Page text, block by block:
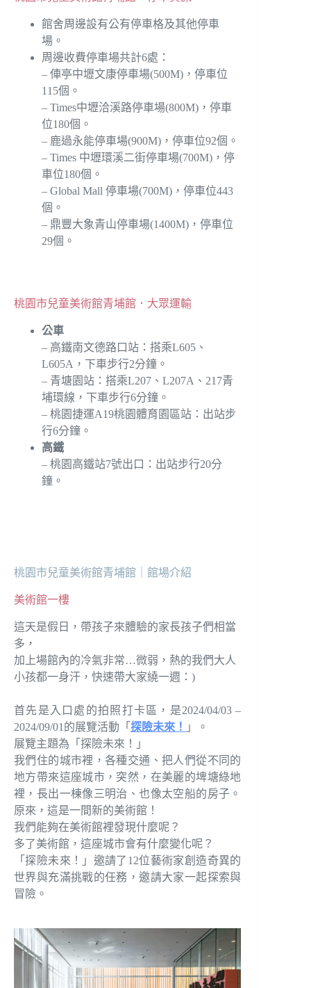
館舍周邊設有公有停車格及其他停車
場。
周邊收費停車場共計6處：
– 俥亭中壢文康停車場(500M)，停車位
115個。
– Times中壢洽溪路停車場(800M)，停車
位180個。
– 鹿過永能停車場(900M)，停車位92個。
– Times 中壢環溪二街停車場(700M)，停
車位180個。
– Global Mall 停車場(700M)，停車位443
個。
– 鼎豐大象青山停車場(1400M)，停車位
29個。
桃園市兒童美術館青埔館．大眾運輸
公車
– 高鐵南文德路口站：搭乘L605、
L605A，下車步行2分鐘。
– 青塘園站：搭乘L207、L207A、217青
埔環線，下車步行6分鐘。
– 桃園捷運A19桃園體育園區站：出站步
行6分鐘。
高鐵
– 桃園高鐵站7號出口：出站步行20分
鐘。
桃園市兒童美術館青埔館｜館場介紹
美術館一樓
這天是假日，帶孩子來體驗的家長孩子們相當
多，
加上場館內的冷氣非常…微弱，熱的我們大人
小孩都一身汗，快速帶大家繞一週：)
首先是入口處的拍照打卡區，是2024/04/03 –
2024/09/01的展覽活動「 探險未來！ 」。
展覽主題為「探險未來！」
我們住的城市裡，各種交通、把人們從不同的
地方帶來這座城市，突然，在美麗的埤塘綠地
裡，長出一棟像三明治、也像太空船的房子。
原來，這是一間新的美術館！
我們能夠在美術館裡發現什麼呢？
多了美術館，這座城市會有什麼變化呢？
「探險未來！」邀請了12位藝術家創造奇異的
世界與充滿挑戰的任務，邀請大家一起探索與
冒險。